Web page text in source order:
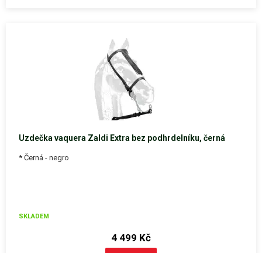
Uzdečka vaquera Zaldi Extra bez podhrdelníku, černá
* Černá - negro
SKLADEM
4 499 Kč